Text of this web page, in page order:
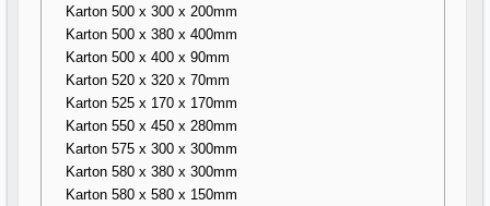
Karton 500 x 300 x 200mm
Karton 500 x 380 x 400mm
Karton 500 x 400 x 90mm
Karton 520 x 320 x 70mm
Karton 525 x 170 x 170mm
Karton 550 x 450 x 280mm
Karton 575 x 300 x 300mm
Karton 580 x 380 x 300mm
Karton 580 x 580 x 150mm